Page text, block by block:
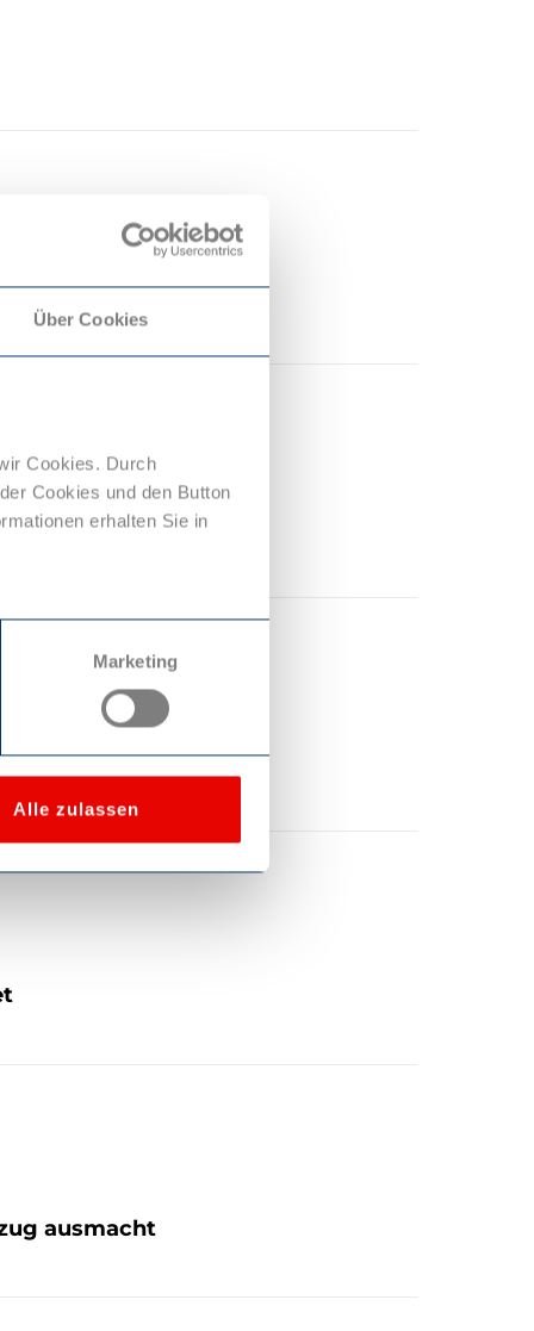
Über Cookies
Cookies. Durch
Cookies und den Button
erhalten Sie in
Marketing
Alle zulassen
ausmacht